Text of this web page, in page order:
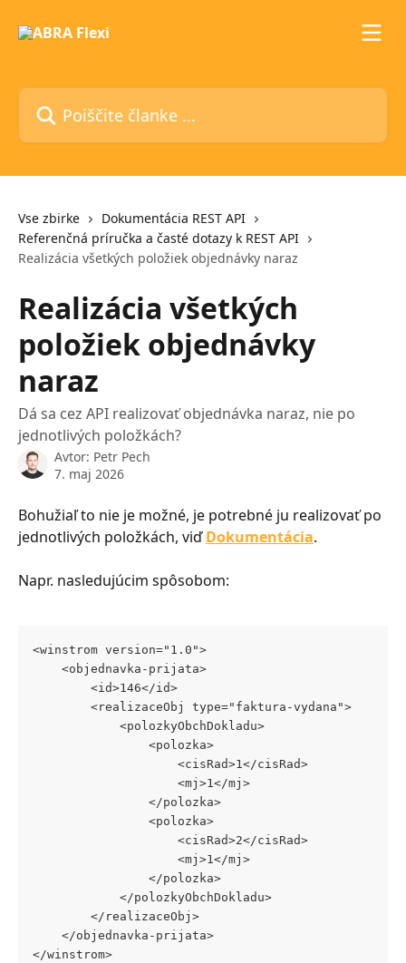
Poiščite članke ...
Vse zbirke
Dokumentácia REST API
Referenčná príručka a časté dotazy k REST API
Realizácia všetkých položiek objednávky naraz
Realizácia všetkých
položiek objednávky
naraz
Dá sa cez API realizovať objednávka naraz, nie po
jednotlivých položkách?
Avtor: Petr Pech
7. maj 2026
Bohužiaľ to nie je možné, je potrebné ju realizovať po
jednotlivých položkách, viď Dokumentácia.
Napr. nasledujúcim spôsobom:
<winstrom version="1.0">
	<objednavka-prijata>
		<id>146</id>
		<realizaceObj type="faktura-vydana">
			<polozkyObchDokladu>
				<polozka>
					<cisRad>1</cisRad>
					<mj>1</mj>
				</polozka>
				<polozka>
					<cisRad>2</cisRad>
					<mj>1</mj>
				</polozka>
			</polozkyObchDokladu>
		</realizaceObj>
	</objednavka-prijata>
</winstrom>